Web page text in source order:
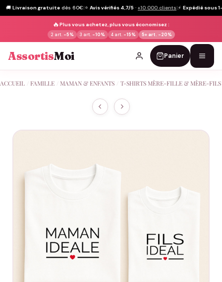
🚚 Livraison gratuite dès 60€|⭐ Avis vérifiés 4,7/5 · +10 000 clients|⚡ Expédié sous
🔥Plus vous achetez, plus vous économisez :
2 art. -5% 3 art. -10% 4 art. -15% 5+ art. -20%
AssortisMoi Panier
au
ACCUEIL FAMILLE MAMAN & ENFANTS T-SHIRTS MÈRE-FILLE & MÈRE-FILS